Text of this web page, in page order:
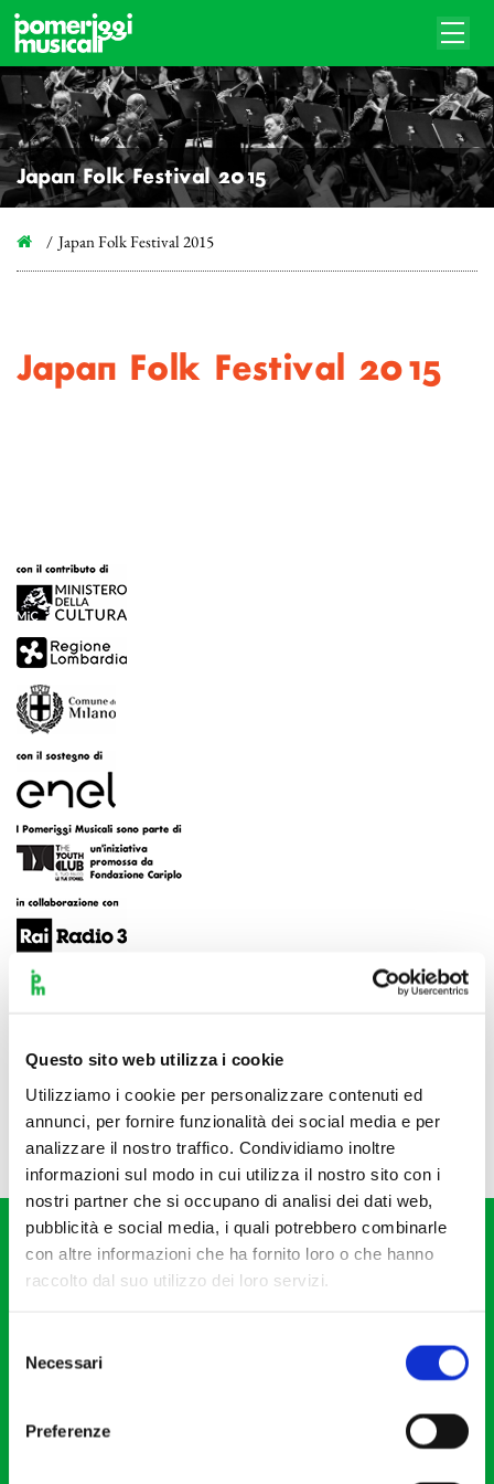
Questo sito web utilizza i cookie
Utilizziamo i cookie per personalizzare contenuti ed
annunci, per fornire funzionalità dei social media e per
analizzare il nostro traffico. Condividiamo inoltre
informazioni sul modo in cui utilizza il nostro sito con i
nostri partner che si occupano di analisi dei dati web,
pubblicità e social media, i quali potrebbero combinarle
con altre informazioni che ha fornito loro o che hanno
raccolto dal suo utilizzo dei loro servizi.
delNecessari
Preferenze
Japan Folk Festival 2015
Japan Folk Festival 2015
Japan Folk Festival 2015
Fondazione I Pomeriggi Musicali
Partita Iva 04410060158